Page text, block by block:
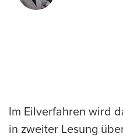
Im Eilverfahren wird
in zweiter Lesung